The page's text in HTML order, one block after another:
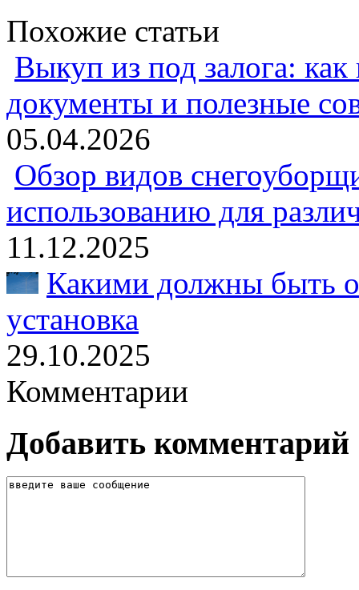
Похожие статьи
Выкуп из под залога:
документы и полезные
05.04.2026
Обзор видов
использованию для
11.12.2025
Какими должны быть
установка
29.10.2025
Комментарии
Добавить комментарий